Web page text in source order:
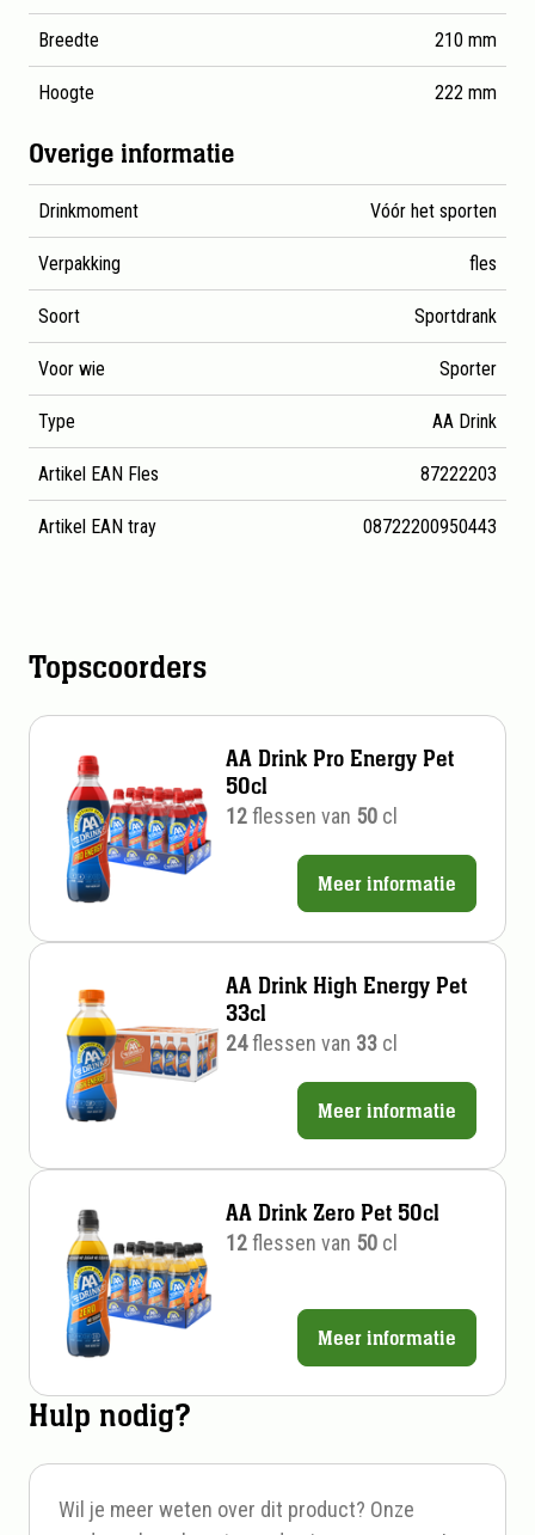
Breedte 210 mm
Hoogte 222 mm
Overige informatie
Drinkmoment Vóór het sporten
Verpakking fles
Soort Sportdrank
Voor wie Sporter
Type AA Drink
Artikel EAN Fles 87222203
Artikel EAN tray 08722200950443
Topscoorders
AA Drink Pro Energy Pet
50cl
12flessen van 50 cl
Meer informatie
AA Drink High Energy Pet
33cl
24flessen van 33 cl
Meer informatie
AA Drink Zero Pet 50cl
12flessen van 50 cl
Meer informatie
Hulp nodig?
Wil je meer weten over dit product? Onze